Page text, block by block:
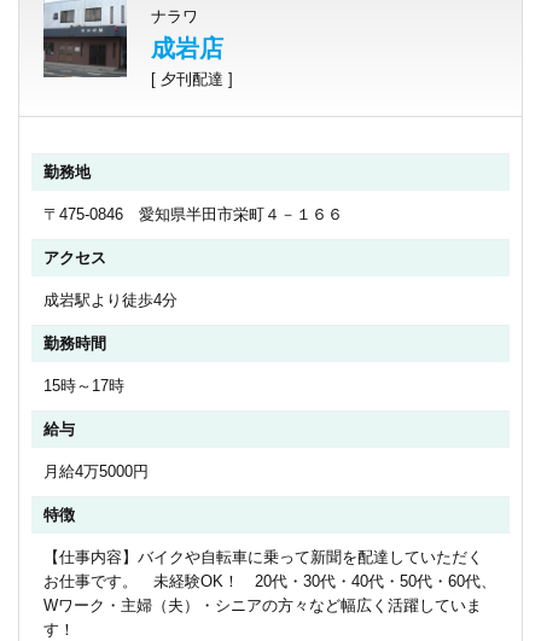
ナラワ
成岩店
[ 夕刊配達 ]
勤務地
〒475-0846 愛知県半田市栄町４－１６６
アクセス
成岩駅より徒歩4分
勤務時間
15時～17時
給与
月給4万5000円
特徴
【仕事内容】バイクや自転車に乗って新聞を配達していただく
お仕事です。 未経験OK！ 20代・30代・40代・50代・60代、
Wワーク・主婦（夫）・シニアの方々など幅広く活躍していま
す！